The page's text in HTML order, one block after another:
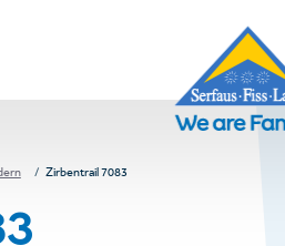
Zirbentrail 7083